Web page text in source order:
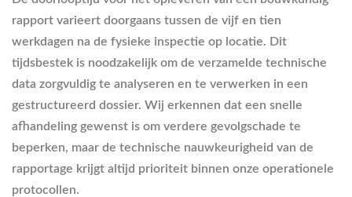
rapport varieert doorgaans tussen de vijf en tien
werkdagen na de fysieke inspectie op locatie. Dit
tijdsbestek is noodzakelijk om de verzamelde technische
data zorgvuldig te analyseren en te verwerken in een
gestructureerd dossier. Wij erkennen dat een snelle
afhandeling gewenst is om verdere gevolgschade te
beperken, maar de technische nauwkeurigheid van de
rapportage krijgt altijd prioriteit binnen onze operationele
protocollen.